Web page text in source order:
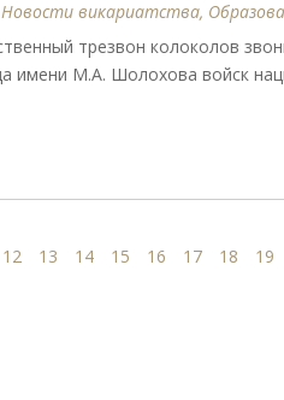
Новости викариатства,
трезвон колоколов
имени М.А. Шолохова войск
12 13 14 15 16 17 18 19